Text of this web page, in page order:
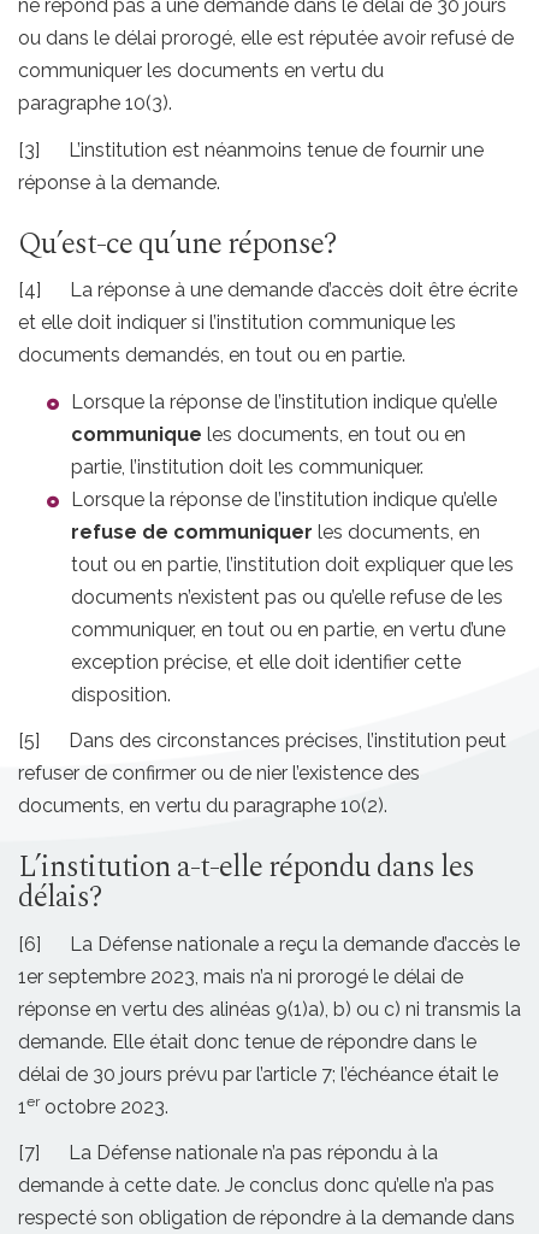
ne répond pas à une demande dans le délai de 30 jours
ou dans le délai prorogé, elle est réputée avoir refusé de
communiquer les documents en vertu du
paragraphe 10(3).
[3] L’institution est néanmoins tenue de fournir une
réponse à la demande.
Qu’est-ce qu’une réponse?
[4] La réponse à une demande d’accès doit être écrite
et elle doit indiquer si l’institution communique les
documents demandés, en tout ou en partie.
Lorsque la réponse de l’institution indique qu’elle
communique les documents, en tout ou en
partie, l’institution doit les communiquer.
Lorsque la réponse de l’institution indique qu’elle
refuse de communiquer les documents, en
tout ou en partie, l’institution doit expliquer que les
documents n’existent pas ou qu’elle refuse de les
communiquer, en tout ou en partie, en vertu d’une
exception précise, et elle doit identifier cette
disposition.
[5] Dans des circonstances précises, l’institution peut
refuser de confirmer ou de nier l’existence des
documents, en vertu du paragraphe 10(2).
L’institution a-t-elle répondu dans les
délais?
[6] La Défense nationale a reçu la demande d’accès le
1er septembre 2023, mais n’a ni prorogé le délai de
réponse en vertu des alinéas 9(1)a), b) ou c) ni transmis la
demande. Elle était donc tenue de répondre dans le
délai de 30 jours prévu par l’article 7; l’échéance était le
1eroctobre 2023.
[7] La Défense nationale n’a pas répondu à la
demande à cette date. Je conclus donc qu’elle n’a pas
respecté son obligation de répondre à la demande dans